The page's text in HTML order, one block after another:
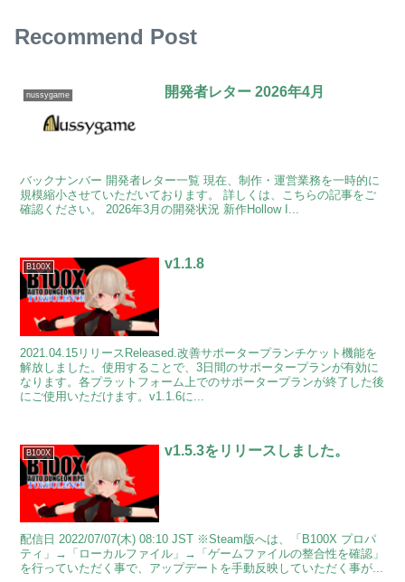
Recommend Post
nussygame 開発者レター 2026年4月
バックナンバー 開発者レター一覧 現在、制作・運営業務を一時的に
規模縮小させていただいております。 詳しくは、こちらの記事をご
確認ください。 2026年3月の開発状況 新作Hollow I...
B100X v1.1.8
2021.04.15リリースReleased.改善サポータープランチケット機能を
解放しました。使用することで、3日間のサポータープランが有効に
なります。各プラットフォーム上でのサポータープランが終了した後
にご使用いただけます。v1.1.6に...
B100X v1.5.3をリリースしました。
配信日 2022/07/07(木) 08:10 JST ※Steam版へは、「B100X プロパ
ティ」→「ローカルファイル」→「ゲームファイルの整合性を確認」
を行っていただく事で、アップデートを手動反映していただく事が...